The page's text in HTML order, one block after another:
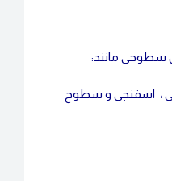
سطوحی مانند:
، اسفنجی و سطوح